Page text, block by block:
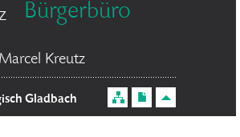
Bürgerbüro
Kreutz
Gladbach